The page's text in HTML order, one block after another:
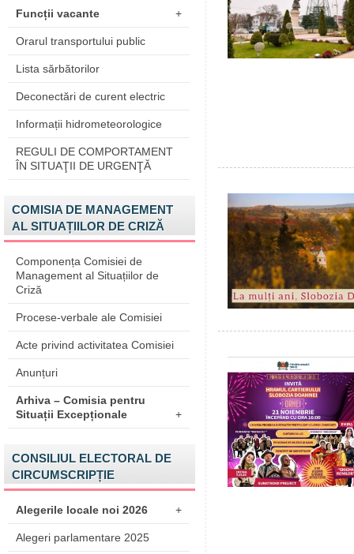
Funcții vacante +
Orarul transportului public
Lista sărbătorilor
Deconectări de curent electric
Informații hidrometeorologice
REGULI DE COMPORTAMENT
ÎN SITUAŢII DE URGENŢĂ
COMISIA DE MANAGEMENT
AL SITUAȚIILOR DE CRIZĂ
Componența Comisiei de
Management al Situațiilor de
Criză
Procese-verbale ale Comisiei
Acte privind activitatea Comisiei
Anunțuri
Arhiva – Comisia pentru
Situații Excepționale
+
CONSILIUL ELECTORAL DE
CIRCUMSCRIPȚIE
Alegerile locale noi 2026 +
Alegeri parlamentare 2025